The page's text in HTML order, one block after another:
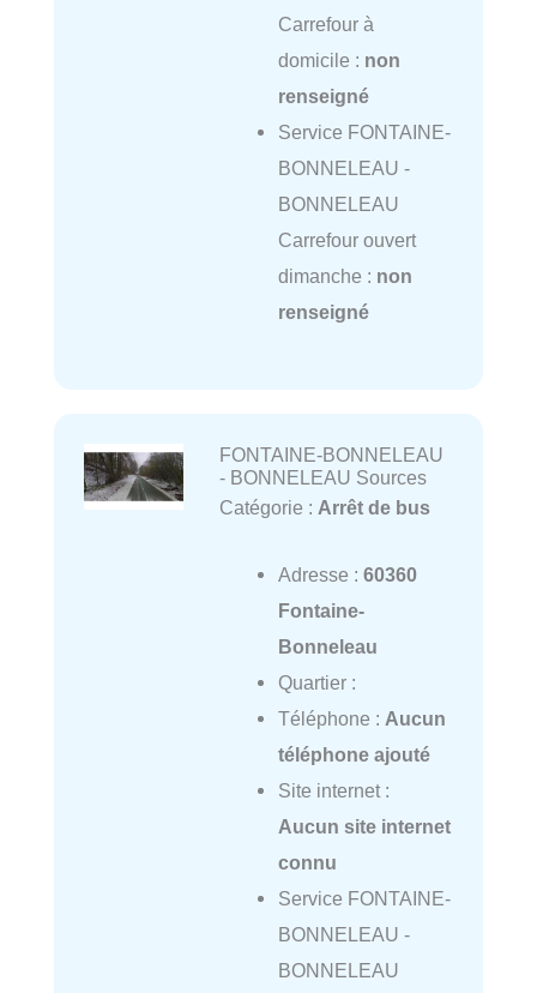
Carrefour à
domicile : non
renseigné
Service FONTAINE-
BONNELEAU -
BONNELEAU
Carrefour ouvert
dimanche : non
renseigné
FONTAINE-BONNELEAU
- BONNELEAU Sources
Catégorie : Arrêt de bus
Adresse : 60360
Fontaine-
Bonneleau
Quartier :
Téléphone : Aucun
téléphone ajouté
Site internet :
Aucun site internet
connu
Service FONTAINE-
BONNELEAU -
BONNELEAU